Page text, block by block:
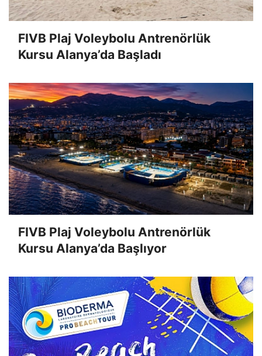
FIVB Plaj Voleybolu Antrenörlük
Kursu Alanya’da Başladı
FIVB Plaj Voleybolu Antrenörlük
Kursu Alanya’da Başlıyor